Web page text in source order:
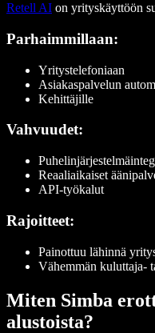
Retell AI on yrityskäyttöön
Parhaimmillaan:
Yritystelefoniaan
Asiakaspalvelun
Kehittäjille
Vahvuudet:
Reaaliaikaiset
API-työkalut
Rajoitteet:
Painottuu lähinnä
Vähemmän kuluttaja-
Miten Simba
alustoista?